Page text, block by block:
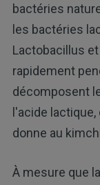
bactéries
les bactéries
Lactobacillus
rapidement
décomposent
l'acide
donne au
À mesure que